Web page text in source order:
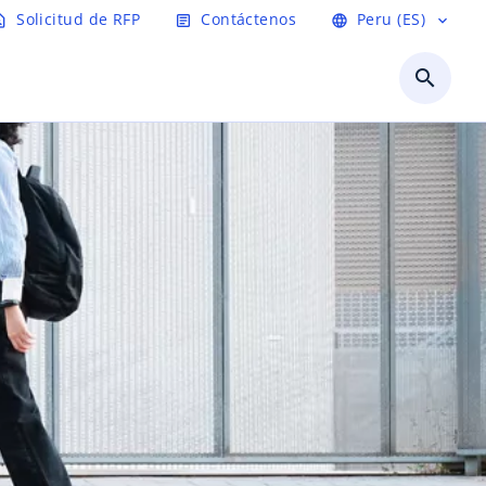
Solicitud de RFP article Contáctenos language Peru (ES) expand_more
search